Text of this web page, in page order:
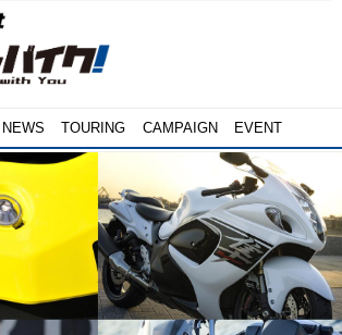
NEWS TOURING CAMPAIGN EVENT